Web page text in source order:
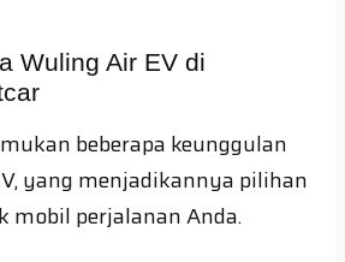
Wuling Air EV di
beberapa keunggulan
yang menjadikannya pilihan
perjalanan Anda.